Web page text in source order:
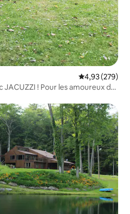
Évaluation
4,93 (279)
! Pour les amoureux de